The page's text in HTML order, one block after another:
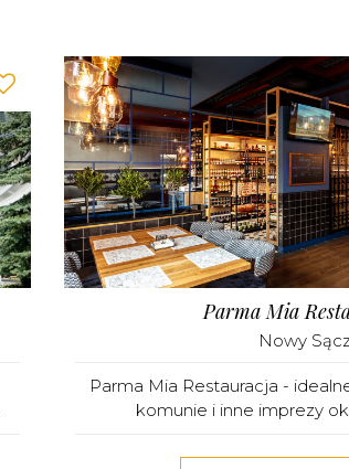
Parma Mia
Nowy Sącz
Parma Mia Restauracja -
komunie i inne imprezy